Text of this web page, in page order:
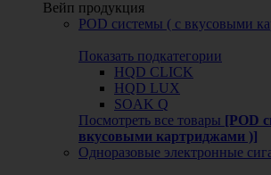
Вейп продукция
POD системы ( с вкусовыми
Показать подкатегории
HQD CLICK
HQD LUX
SOAK Q
Посмотреть все товары [POD
вкусовыми картриджами )]
Одноразовые электронные